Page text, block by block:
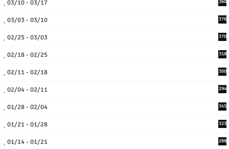
03/10 - 03/17 360
03/03 - 03/10 376
02/25 - 03/03 370
02/18 - 02/25 318
02/11 - 02/18 300
02/04 - 02/11 294
01/28 - 02/04 345
01/21 - 01/28 323
01/14 - 01/21 288